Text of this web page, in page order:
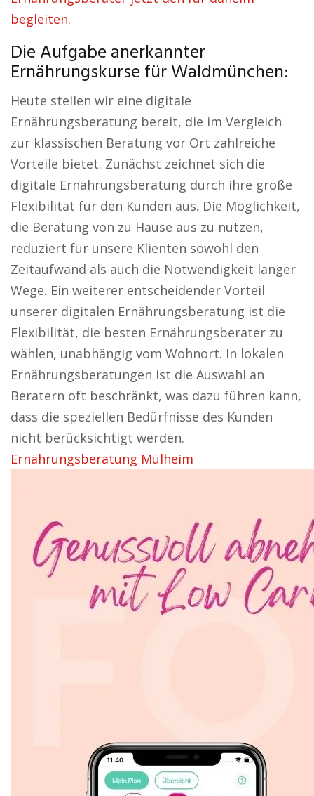
begleiten.
Die Aufgabe anerkannter
Ernährungskurse für Waldmünchen:
Heute stellen wir eine digitale
Ernährungsberatung bereit, die im Vergleich
zur klassischen Beratung vor Ort zahlreiche
Vorteile bietet. Zunächst zeichnet sich die
digitale Ernährungsberatung durch ihre große
Flexibilität für den Kunden aus. Die Möglichkeit,
die Beratung von zu Hause aus zu nutzen,
reduziert für unsere Klienten sowohl den
Zeitaufwand als auch die Notwendigkeit langer
Wege. Ein weiterer entscheidender Vorteil
unserer digitalen Ernährungsberatung ist die
Flexibilität, die besten Ernährungsberater zu
wählen, unabhängig vom Wohnort. In lokalen
Ernährungsberatungen ist die Auswahl an
Beratern oft beschränkt, was dazu führen kann,
dass die speziellen Bedürfnisse des Kunden
nicht berücksichtigt werden.
Ernährungsberatung Mülheim